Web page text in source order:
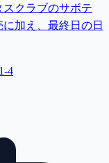
クラブのサボテ
加え、最終日の日
4